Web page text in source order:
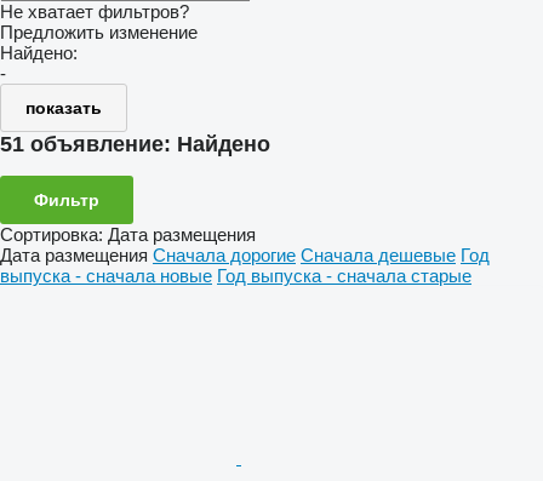
Не хватает фильтров?
Предложить изменение
Найдено:
-
показать
51 объявление: Найдено
Фильтр
Сортировка: Дата размещения
Дата размещения Сначала дорогие Сначала дешевые Год
выпуска - сначала новые Год выпуска - сначала старые